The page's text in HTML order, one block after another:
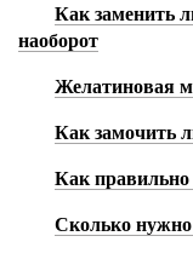
Как заменить
наоборот
Желатиновая
Как замочить
Как правильно
Сколько